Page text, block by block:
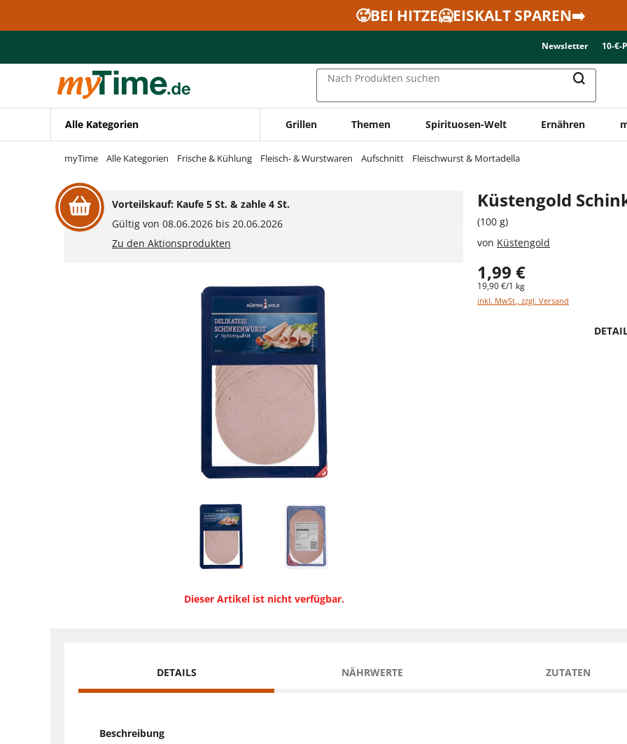
Zur Navigation springen
🥵BEI HITZE🥶EISKALT SPAREN➡️
Newsletter 10-€-
Nach Produkten suchen
Alle Kategorien Grillen Themen Spirituosen-Welt Ernähren
myTime Alle Kategorien Frische & Kühlung Fleisch- & Wurstwaren Aufschnitt Fleischwurst & Mortadella
Vorteilskauf: Kaufe 5 St. & zahle 4 St.
Gültig von 08.06.2026 bis 20.06.2026
Zu den Aktionsprodukten
Dieser Artikel ist nicht verfügbar.
Küstengold
(100 g)
von Küstengold
1,99 €
19,90 €/1 kg
inkl. MwSt., zzgl. Versand
DETAILS NÄHRWERTE ZUTATEN
Beschreibung